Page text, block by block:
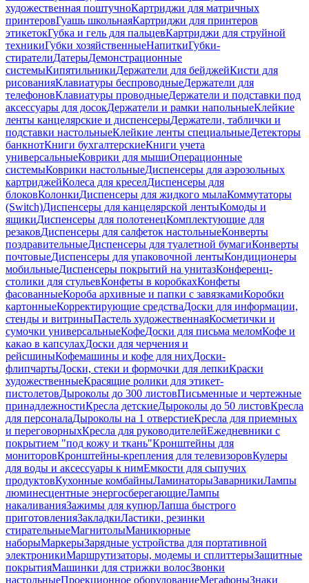
художественная поштучноКартриджи для матричных
принтеровГуашь школьнаяКартриджи для принтеров
этикетокГубка и гель для пальцевКартриджи для струйной
техникиГубки хозяйственныеНапиткиГубки-
стирателиДатерыДемонстрационные
системыКипятильникиДержатели для бейджейКисти для
рисованияКлавиатуры беспроводныеДержатели для
телефоновКлавиатуры проводныеДержатели и подставки под
аксессуары для досокДержатели и рамки напольныеКлейкие
ленты канцелярские и диспенсерыДержатели, таблички и
подставки настольныеКлейкие ленты специальныеДетекторы
банкнотКниги бухгалтерскиеКниги учета
универсальныеКоврики для мышиОперационные
системыКоврики настольныеДиспенсеры для аэрозольных
картриджейКолеса для креселДиспенсеры для
блоковКолонкиДиспенсеры для жидкого мылаКоммутаторы
(Switch)Диспенсеры для канцелярской лентыКомоды и
ящикиДиспенсеры для полотенецКомплектующие для
резаковДиспенсеры для салфеток настольныеКонверты
поздравительныеДиспенсеры для туалетной бумагиКонверты
почтовыеДиспенсеры для упаковочной лентыКондиционеры
мобильныеДиспенсеры покрытий на унитазКонференц-
столики для стульевКонфеты в коробкахКонфеты
фасованныеКороба архивные и папки с завязкамиКоробки
картонныеКорректирующие средстваДоски для информации,
стенды и витриныПастель художественнаяКосметички и
сумочки универсальныеКофеДоски для письма меломКофе и
какао в капсулахДоски для черчения и
рейсшиныКофемашины и кофе для нихДоски-
флипчартыДоски, стеки и формочки для лепкиКраски
художественныеКрасящие ролики для этикет-
пистолетовДыроколы до 300 листовПисьменные и чертежные
принадлежностиКресла детскиеДыроколы до 50 листовКресла
для персоналаДыроколы на 1 отверстиеКресла для приемных
и переговорныхКресла для руководителейЕжедневники с
покрытием "под кожу и ткань"Кронштейны для
мониторовКронштейны-крепления для телевизоровКулеры
для воды и аксессуары к нимЕмкости для сыпучих
продуктовКухонные комбайныЛаминаторыЗаварникиЛампы
люминесцентные энергосберегающиеЛампы
накаливанияЗажимы для купюрЛапша быстрого
приготовленияЗакладкиЛастики, резинки
стирательныеМагнитолыМаникюрные
наборыМаркерыЗарядные устройства для портативной
электроникиМаршрутизаторы, модемы и сплиттерыЗащитные
покрытияМашинки для стрижки волосЗвонки
настольныеПроекционное оборудованиеМегафоныЗнаки